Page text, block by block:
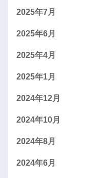
2025年7月
2025年6月
2025年4月
2025年1月
2024年12月
2024年10月
2024年8月
2024年6月